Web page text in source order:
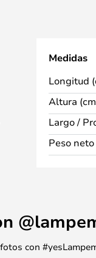
Medidas
Longitud
Altura
Largo /
Peso neto
con